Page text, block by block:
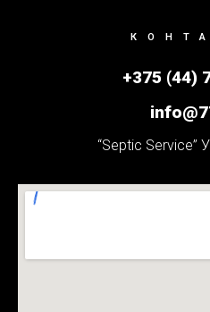
+375 (44)
“Septic Service”